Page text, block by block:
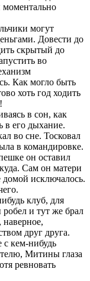
могут
Довести до
скрытый до
во
Как могло быть
хоть год ходить
в сон, как
в его дыхание.
во сне. Тосковал
в командировке.
он оставил
Сам он матери
домой исключалось.
клуб, для
и тут же брал
друг друга.
кем-нибудь
Митины глаза
ревновать